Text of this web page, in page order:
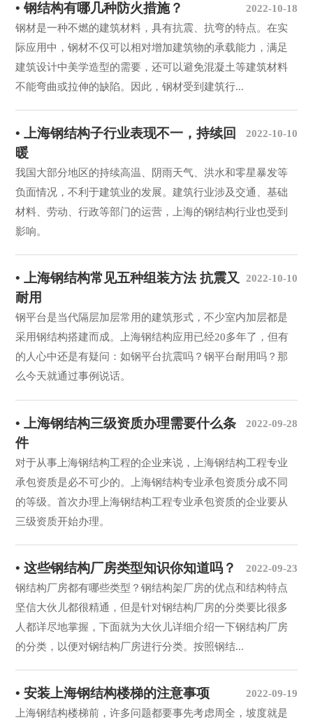
2022-10-18
• 钢结构有哪几种防火措施？
钢材是一种不燃的建筑材料，具有抗震、抗弯的特点。在实
际应用中，钢材不仅可以相对增加建筑物的承载能力，满足
建筑设计中美学造型的需要，还可以避免混凝土等建筑材料
不能弯曲或拉伸的缺陷。因此，钢材受到建筑行...
2022-10-10
• 上海钢结构子行业表现不一，持续回
暖
我国大部分地区的持续高温、阴雨天气、洪水和零星暴发等
负面情况，不利于建筑业的发展。建筑行业涉及交通、基础
材料、劳动、行政等部门的运营，上海的钢结构行业也受到
影响。
2022-10-10
• 上海钢结构常见五种组装方法 抗震又
耐用
钢平台是当代隔层加层常用的建筑形式，不少室内加层都是
采用钢结构搭建而成。上海钢结构应用已经20多年了，但有
的人心中还是有疑问：如钢平台抗震吗？钢平台耐用吗？那
么今天就通过事例说话。
2022-09-28
• 上海钢结构三级资质办理需要什么条
件
对于从事上海钢结构工程的企业来说，上海钢结构工程专业
承包资质是必不可少的。上海钢结构专业承包资质分成不同
的等级。首次办理上海钢结构工程专业承包资质的企业要从
三级资质开始办理。
2022-09-23
• 这些钢结构厂房类型知识你知道吗？
钢结构厂房都有哪些类型？钢结构架厂房的优点和结构特点
坚信大伙儿都很精通，但是针对钢结构厂房的分类要比很多
人都详尽地掌握，下面就为大伙儿详细介绍一下钢结构厂房
的分类，以便对钢结构厂房进行分类。按照钢结...
2022-09-19
• 安装上海钢结构楼梯的注意事项
上海钢结构楼梯前，许多问题都要事先考虑周全，坡度就是